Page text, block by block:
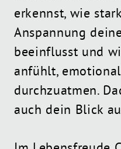
erkennst, wie
Anspannung
beeinflusst und
anfühlt,
durchzuatmen.
auch dein Blick